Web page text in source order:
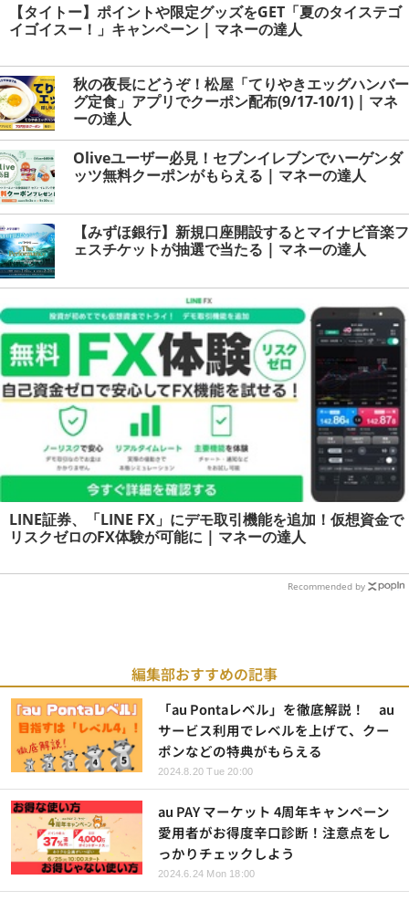
【タイトー】ポイントや限定グッズをGET「夏のタイステゴ
イゴイスー！」キャンペーン | マネーの達人
秋の夜長にどうぞ！松屋「てりやきエッグハンバー
グ定食」アプリでクーポン配布(9/17-10/1) | マネ
ーの達人
Oliveユーザー必見！セブンイレブンでハーゲンダ
ッツ無料クーポンがもらえる | マネーの達人
【みずほ銀行】新規口座開設するとマイナビ音楽フ
ェスチケットが抽選で当たる | マネーの達人
LINE証券、「LINE FX」にデモ取引機能を追加！仮想資金で
リスクゼロのFX体験が可能に | マネーの達人
Recommended by
編集部おすすめの記事
「au Pontaレベル」を徹底解説！ au
サービス利用でレベルを上げて、クー
ポンなどの特典がもらえる
2024.8.20 Tue 20:00
au PAY マーケット 4周年キャンペーン
愛用者がお得度辛口診断！注意点をし
っかりチェックしよう
2024.6.24 Mon 18:00